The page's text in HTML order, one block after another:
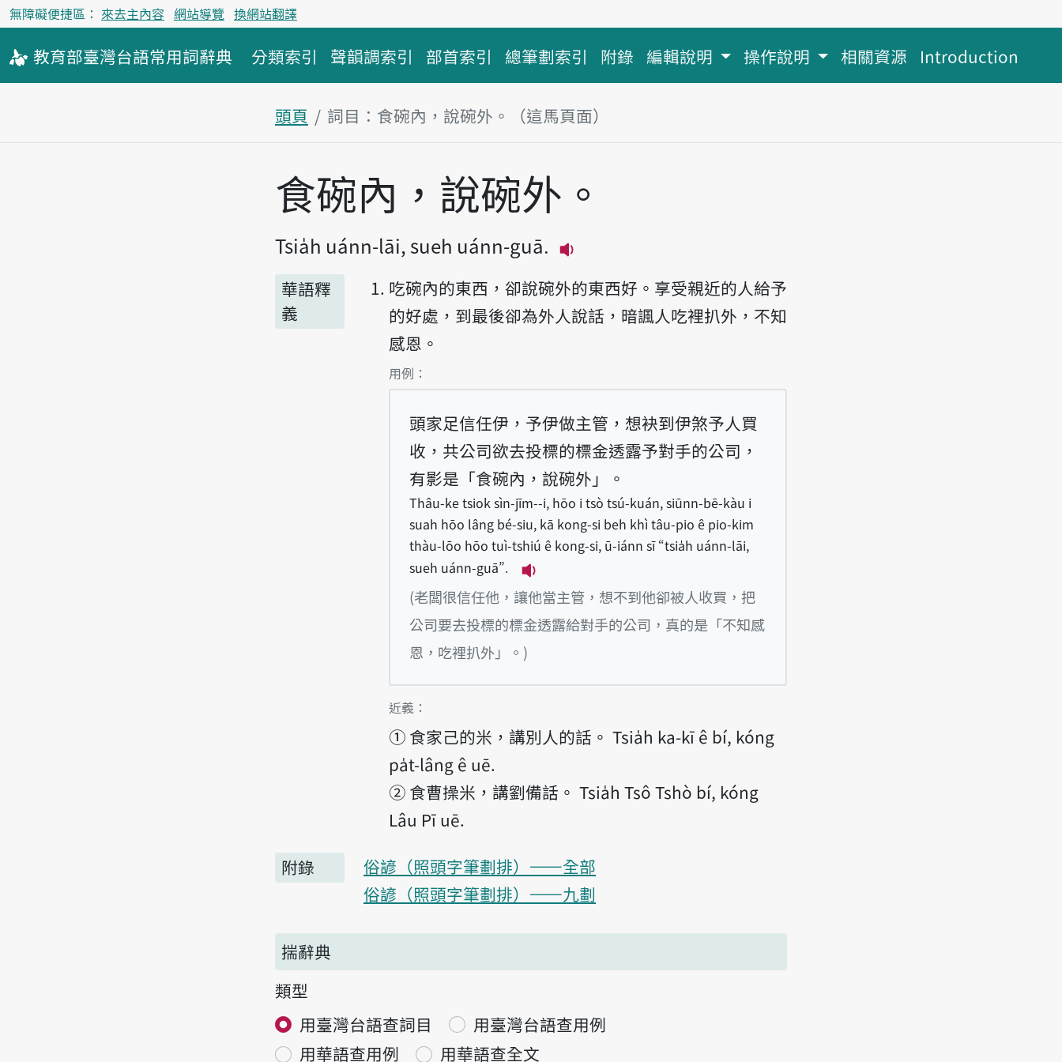
無障礙便捷區： 來去主內容 網站導覽 換網站翻譯
教育部臺灣台語常用詞辭典 分類索引 聲韻調索引 部首索引 總筆劃索引 附錄 編輯說明 操作說明 相關資源 Introduction
頭頁 詞目：食碗內，說碗外。（這馬頁面）
主內容區
食碗內，說碗外。
Tsia̍h uánn-lāi, sueh uánn-guā.
華語釋
義
吃碗內的東西，卻說碗外的東西好。享受親近的人給予
的好處，到最後卻為外人說話，暗諷人吃裡扒外，不知
感恩。
第1項釋義的
用例：
頭家足信任伊，予伊做主管，想袂到伊煞予人買
收，共公司欲去投標的標金透露予對手的公司，
有影是「食碗內，說碗外」。
Thâu-ke tsiok sìn-jīm--i, hōo i tsò tsú-kuán, siūnn-bē-kàu i
suah hōo lâng bé-siu, kā kong-si beh khì tâu-pio ê pio-kim
thàu-lōo hōo tuì-tshiú ê kong-si, ū-iánn sī “tsia̍h uánn-lāi,
sueh uánn-guā”.
播放例句Thâu-ke tsiok sìn-jīm--i, hōo i tsò tsú-kuán, siūnn-bē-kàu i
(老闆很信任他，讓他當主管，想不到他卻被人收買，把
公司要去投標的標金透露給對手的公司，真的是「不知感
恩，吃裡扒外」。)
第1項釋義的
近義：
① 食家己的米，講別人的話。 Tsia̍h ka-kī ê bí, kóng
pa̍t-lâng ê uē.
② 食曹操米，講劉備話。 Tsia̍h Tsô Tshò bí, kóng
Lâu Pī uē.
附錄
俗諺（照頭字筆劃排）——全部
俗諺（照頭字筆劃排）——九劃
揣辭典
類型
用臺灣台語查詞目
用臺灣台語查用例
用華語查用例
用華語查全文